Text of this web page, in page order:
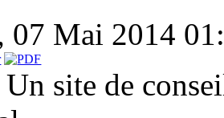
07 Mai 2014
site de